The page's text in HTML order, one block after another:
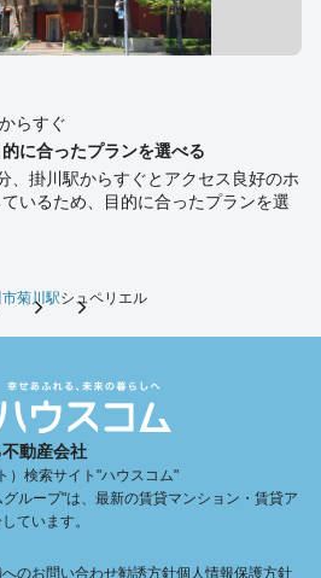
らすぐ
に合ったプランを選べる
、掛川駅からすぐとアクセス良好のホ
いるため、目的に合ったプランを選
菊川駅シュペリエル
動産会社
）検索サイト"ハウスコム"
ループ"は、最新の賃貸マンション・賃貸ア
ています。
へのお問い合わせ勧誘方針個人情報保護方針